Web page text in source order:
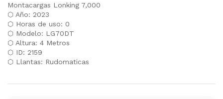
Montacargas Lonking 7,000
⬡ Año: 2023
⬡ Horas de uso: 0
⬡ Modelo: LG70DT
⬡ Altura: 4 Metros
⬡ ID: 2159
⬡ Llantas: Rudomaticas